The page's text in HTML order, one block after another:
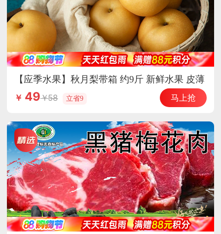
【应季水果】秋月梨带箱 约9斤 新鲜水果 皮薄
脆甜
￥ 49 58 立省9 马上抢